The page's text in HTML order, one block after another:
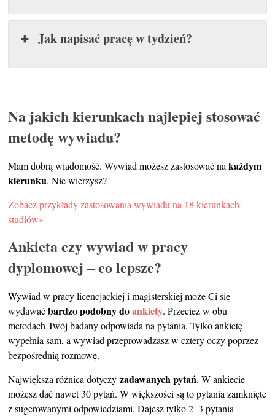
Jak napisać pracę w tydzień?
Na jakich kierunkach najlepiej stosować
metodę wywiadu?
Mam dobrą wiadomość. Wywiad możesz zastosować nakażdym
kierunku. Nie wierzysz?
Zobacz przykłady zastosowania wywiadu na 18 kierunkach
studiów»
Ankieta czy wywiad w pracy
dyplomowej – co lepsze?
Wywiad w pracy licencjackiej i magisterskiej może Ci się
wydawaćbardzo podobny doankiety. Przecież w obu
metodach Twój badany odpowiada na pytania. Tylko ankietę
wypełnia sam, a wywiad przeprowadzasz w cztery oczy poprzez
bezpośrednią rozmowę.
Największa różnica dotyczyzadawanych pytań. W ankiecie
możesz dać nawet 30 pytań. W większości są to pytania zamknięte
z sugerowanymi odpowiedziami. Dajesz tylko 2–3 pytania